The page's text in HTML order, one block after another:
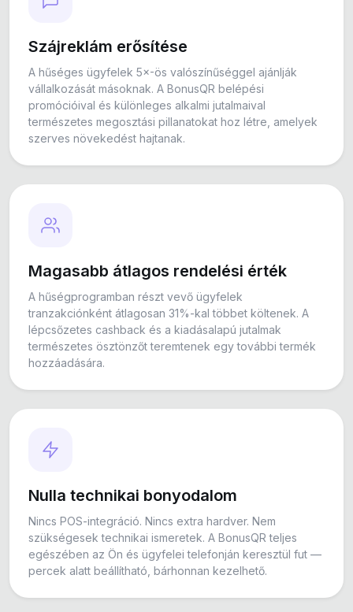
Szájreklám erősítése
A hűséges ügyfelek 5×-ös valószínűséggel ajánlják
vállalkozását másoknak. A BonusQR belépési
promócióival és különleges alkalmi jutalmaival
természetes megosztási pillanatokat hoz létre, amelyek
szerves növekedést hajtanak.
Magasabb átlagos rendelési érték
A hűségprogramban részt vevő ügyfelek
tranzakciónként átlagosan 31%-kal többet költenek. A
lépcsőzetes cashback és a kiadásalapú jutalmak
természetes ösztönzőt teremtenek egy további termék
hozzáadására.
Nulla technikai bonyodalom
Nincs POS-integráció. Nincs extra hardver. Nem
szükségesek technikai ismeretek. A BonusQR teljes
egészében az Ön és ügyfelei telefonján keresztül fut —
percek alatt beállítható, bárhonnan kezelhető.